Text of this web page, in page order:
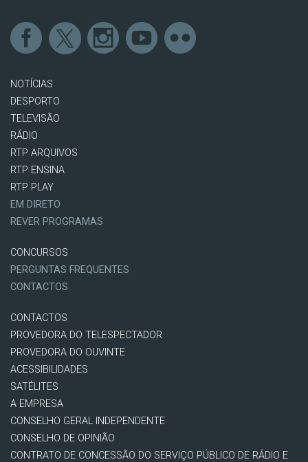
NOTÍCIAS
DESPORTO
TELEVISÃO
RÁDIO
RTP ARQUIVOS
RTP ENSINA
RTP PLAY
EM DIRETO
REVER PROGRAMAS
CONCURSOS
PERGUNTAS FREQUENTES
CONTACTOS
CONTACTOS
PROVEDORA DO TELESPECTADOR
PROVEDORA DO OUVINTE
ACESSIBILIDADES
SATÉLITES
A EMPRESA
CONSELHO GERAL INDEPENDENTE
CONSELHO DE OPINIÃO
CONTRATO DE CONCESSÃO DO SERVIÇO PÚBLICO DE RÁDIO E